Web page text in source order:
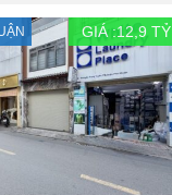
GIÁ :12,9 TỶ